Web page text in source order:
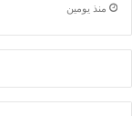
منذ يومين